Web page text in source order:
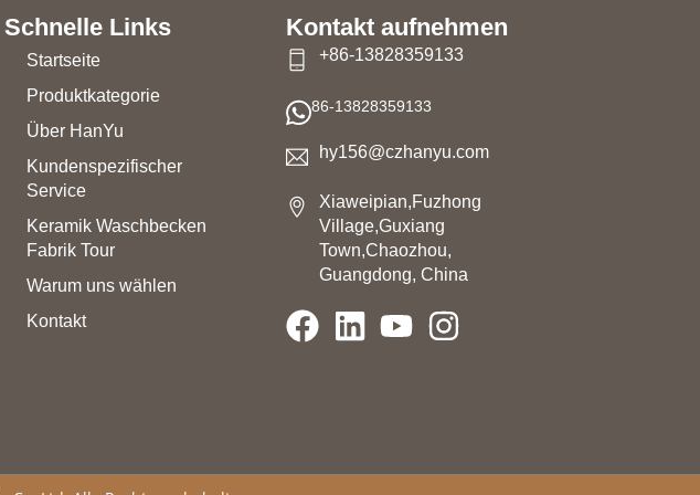
Schnelle Links
Startseite
Produktkategorie
Über HanYu
Kundenspezifischer
Service
Keramik Waschbecken
Fabrik Tour
Warum uns wählen
Kontakt
Kontakt aufnehmen
+86-13828359133
86-13828359133
hy156@czhanyu.com
Xiaweipian,Fuzhong
Village,Guxiang
Town,Chaozhou,
Guangdong, China